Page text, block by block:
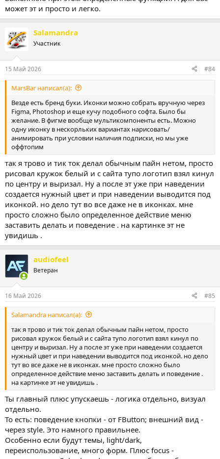
может эт и просто и легко.
Salamandra
Участник
15 Май 2026 #84
MarsBar написал(а):
Везде есть бренд буки. Иконки можно собрать вручную через
Figma, Photoshop и еще кучу подобного софта. Было бы
желание. В фигме вообще мультикомпоненты есть. Можно
одну иконку в нескорльких вариантах нарисовать/
анимировать при условии наличия подписки, но мы уже
оффтопим
так я трово и тик ток делал обычным пайн нетом, просто
рисовал кружок белый и с сайта тупо логотип взял кинул
по центру и выризал. Ну а после эт уже при наведении
создается нужный цвет и при наведении выводится под
иконкой. но дело тут во все даже не в иконках. мне
просто сложно было определенное действие меню
заставить делать и поведение . на картинке эт не
увидишь .
audiofeel
Ветеран
16 Май 2026 #85
Salamandra написал(а):
так я трово и тик ток делал обычным пайн нетом, просто
рисовал кружок белый и с сайта тупо логотип взял кинул по
центру и выризал. Ну а после эт уже при наведении создается
нужный цвет и при наведении выводится под иконкой. но дело
тут во все даже не в иконках. мне просто сложно было
определенное действие меню заставить делать и поведение .
на картинке эт не увидишь .
Ты главный плюс упускаешь - логика отдельно, визуал
отдельно.
То есть: поведение кнопки - от FButton; внешний вид -
через style. Это намного правильнее.
Особенно если будут темы, light/dark,
переиспользование, много форм. Плюс focus -